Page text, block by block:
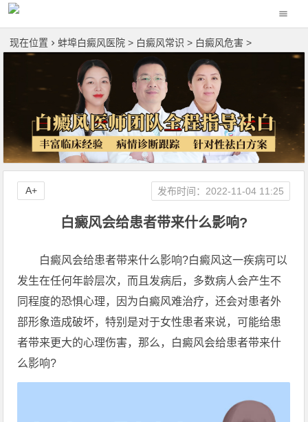
现在位置 蚌埠白癜风医院 > 白癜风常识 > 白癜风危害 >
白癜风会给患者带来什么影响?
发布时间：2022-11-04 11:25
A+
白癜风会给患者带来什么影响?白癜风这一疾病可以
发生在任何年龄层次，而且发病后，多数病人会产生不
同程度的恐惧心理，因为白癜风难治疗，还会对患者外
部形象造成破坏，特别是对于女性患者来说，可能给患
者带来更大的心理伤害，那么，白癜风会给患者带来什
么影响?